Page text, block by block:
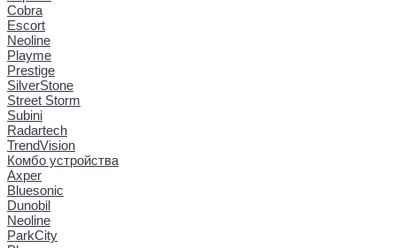
Cobra
Escort
Neoline
Playme
Prestige
SilverStone
Street Storm
Subini
Radartech
TrendVision
Комбо устройства
Axper
Bluesonic
Dunobil
Neoline
ParkCity